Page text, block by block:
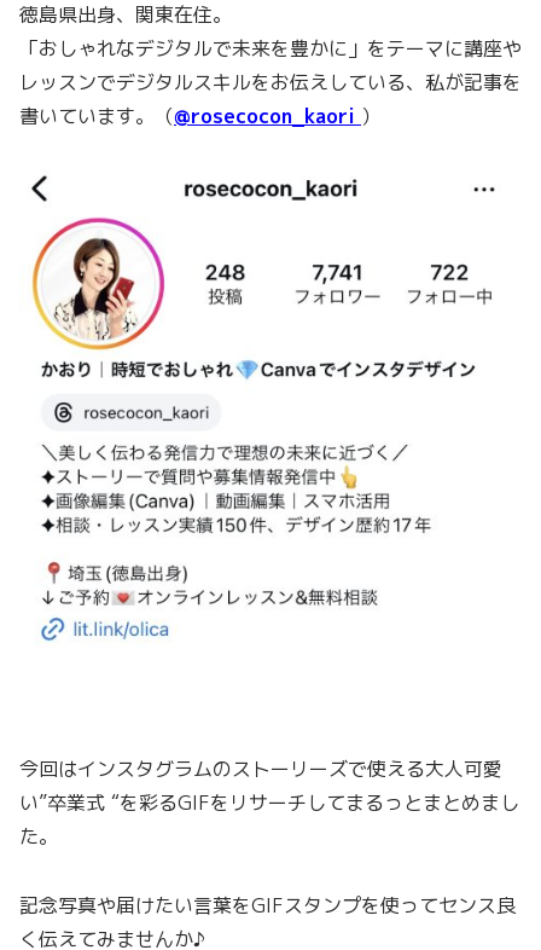
徳島県出身、関東在住。
「おしゃれなデジタルで未来を豊かに」をテーマに講座や
レッスンでデジタルスキルをお伝えしている、私が記事を
書いています。（@rosecocon_kaori ）
今回はインスタグラムのストーリーズで使える大人可愛
い”卒業式 “を彩るGIFをリサーチしてまるっとまとめまし
た。
記念写真や届けたい言葉をGIFスタンプを使ってセンス良
く伝えてみませんか♪